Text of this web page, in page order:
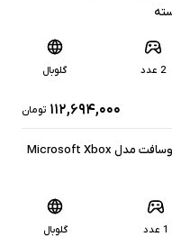
2 عدد گلوبال
۱۱۲,۶۹۴,۰۰۰ تومان
کنسول بازی استوک مایکروسافت مدل Microsoft Xbox
1 عدد گلوبال